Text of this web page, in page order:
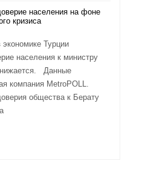
Турции
населения к министру
Данные
компания MetroPOLL.
общества к Берату